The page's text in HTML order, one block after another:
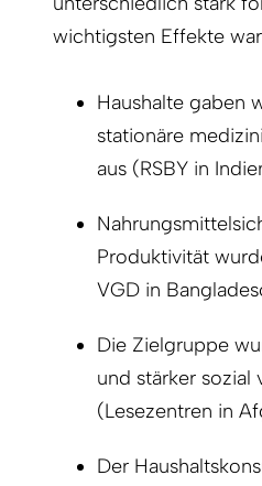
wichtigsten Effekte
Haushalte gaben
stationäre
aus (RSBY in
Produktivität
VGD in
Die Zielgruppe
und stärker sozial
(Lesezentren in
Der